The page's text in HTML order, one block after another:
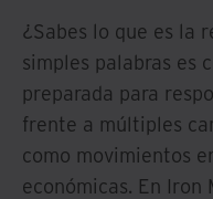
¿Sabes lo que es la
simples palabras es
preparada para
frente a múltiples
como movimientos
económicas. En Iron